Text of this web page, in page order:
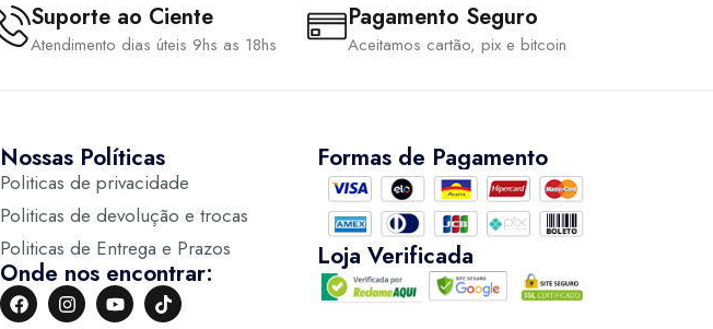
Suporte ao Ciente
Atendimento dias úteis 9hs as 18hs
Pagamento Seguro
Aceitamos cartão, pix e bitcoin
Nossas Políticas
Politicas de privacidade
Politicas de devolução e trocas
Politicas de Entrega e Prazos
Onde nos encontrar:
Formas de Pagamento
Loja Verificada